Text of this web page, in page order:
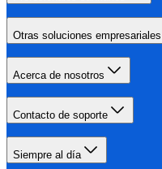
Otras soluciones empresariales
Acerca de nosotros
Contacto de soporte
Siempre al día